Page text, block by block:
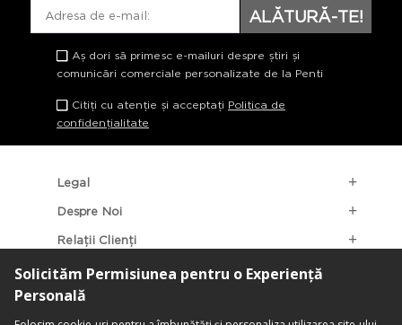
ALĂTURĂ-TE!
Aș dori să primesc e-mailuri despre știri și
comunicări comerciale personalizate de la Penti
Citiți cu atenție și acceptați Politica de
confidențialitate
Legal
Despre Noi
Relații Clienți
Categorii Populare
Localizarea Magazinelor